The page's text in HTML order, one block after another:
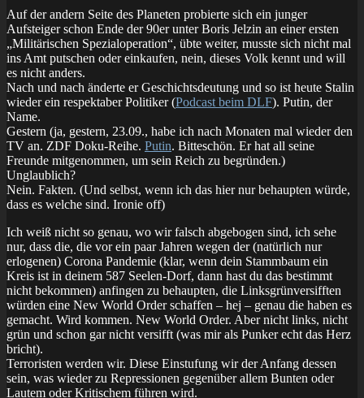
Auf der andern Seite des Planeten probierte sich ein junger
Aufsteiger schon Ende der 90er unter Boris Jelzin an einer ersten
„Militärischen Spezialoperation“, übte weiter, musste sich nicht mal
ins Amt putschen oder einkaufen, nein, dieses Volk kennt und will
es nicht anders.
Nach und nach änderte er Geschichtsdeutung und so ist heute Stalin
wieder ein respektaber Politiker (Podcast beim DLF). Putin, der
Name.
Gestern (ja, gestern, 23.09., habe ich nach Monaten mal wieder den
TV an. ZDF Doku-Reihe. Putin. Bitteschön. Er hat all seine
Freunde mitgenommen, um sein Reich zu begründen.)
Unglaublich?
Nein. Fakten. (Und selbst, wenn ich das hier nur behaupten würde,
dass es welche sind. Ironie off)
Ich weiß nicht so genau, wo wir falsch abgebogen sind, ich sehe
nur, dass die, die vor ein paar Jahren wegen der (natürlich nur
erlogenen) Corona Pandemie (klar, wenn dein Stammbaum ein
Kreis ist in deinem 587 Seelen-Dorf, dann hast du das bestimmt
nicht bekommen) anfingen zu behaupten, die Linksgrünversifften
würden eine New World Order schaffen – hej – genau die haben es
gemacht. Wird kommen. New World Order. Aber nicht links, nicht
grün und schon gar nicht versifft (was mir als Punker echt das Herz
bricht).
Terroristen werden wir. Diese Einstufung wir der Anfang dessen
sein, was wieder zu Repressionen gegenüber allem Bunten oder
Lautem oder Kritischem führen wird.